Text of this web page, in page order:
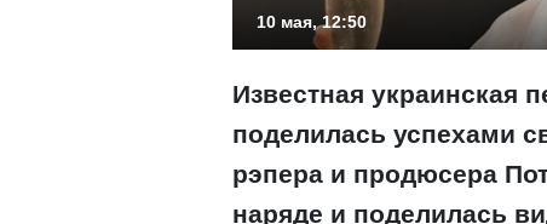
10 мая, 12:50
Известная украинская
поделилась успехами
рэпера и продюсера
наряде и поделилась